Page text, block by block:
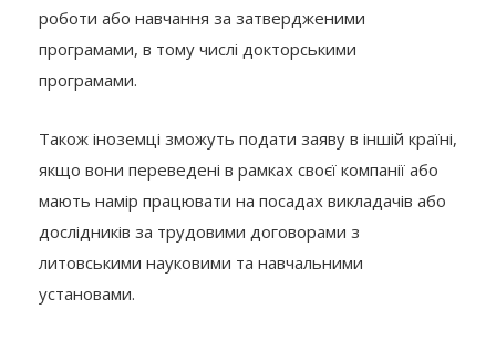
роботи або навчання за затвердженими
програмами, в тому числі докторськими
програмами.
Також іноземці зможуть подати заяву в іншій країні,
якщо вони переведені в рамках своєї компанії або
мають намір працювати на посадах викладачів або
дослідників за трудовими договорами з
литовськими науковими та навчальними
установами.